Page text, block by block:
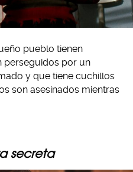
pueblo tienen
perseguidos por un
y que tiene cuchillos
son asesinados mientras
secreta